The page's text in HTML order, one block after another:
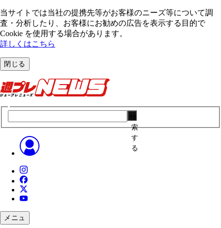
当サイトでは当社の提携先等がお客様のニーズ等について調
査・分析したり、お客様にお勧めの広告を表⽰する⽬的で
Cookie を使⽤する場合があります。
詳しくはこちら
閉じる
索
す
る
メニュ